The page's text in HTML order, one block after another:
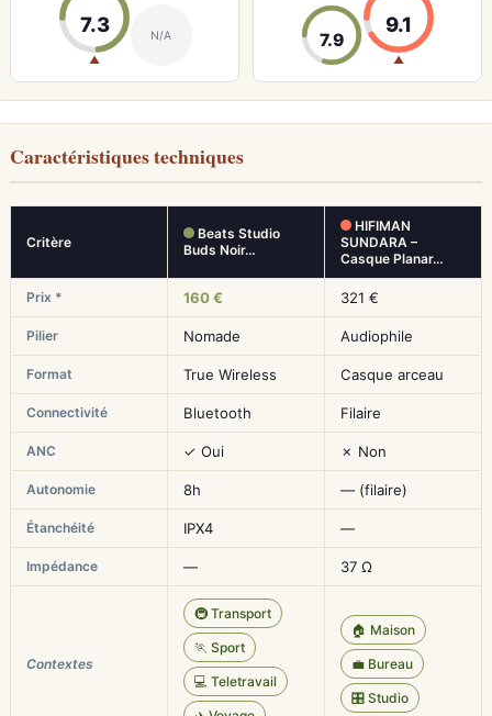
7.3
▲
N/A 7.9
9.1
▲
Caractéristiques techniques
Critère
Beats Studio
Buds Noir…
HIFIMAN
SUNDARA –
Casque Planar…
Prix * 160 € 321 €
Pilier Nomade Audiophile
Format True Wireless Casque arceau
Connectivité Bluetooth Filaire
ANC ✓ Oui ✗ Non
Autonomie 8h — (filaire)
Étanchéité IPX4 —
Impédance — 37 Ω
Contextes
🚇 Transport
🏃 Sport
💻 Teletravail
🏠 Maison
💼 Bureau
🎛️ Studio